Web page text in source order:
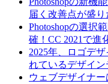
届く改善点が盛り
Photoshopの選択
確！CC 2021で進
2025年、ロゴデ
れているデザイ
ウェブデザイナ